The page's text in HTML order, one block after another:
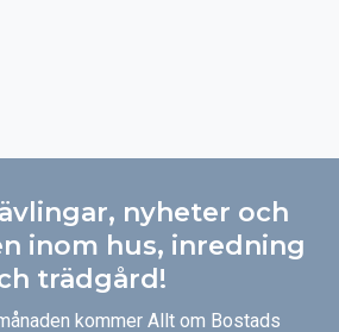
nyheter och
inom hus, inredning
trädgård!
kommer Allt om Bostads